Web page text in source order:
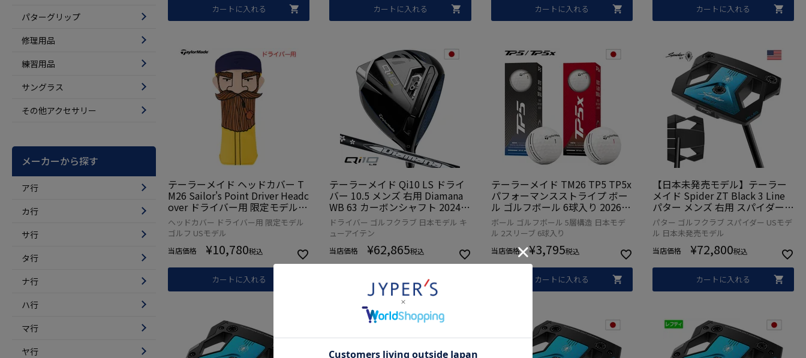
パターグリップ
修理用品
練習用品
サングラス
その他アクセサリー
メーカーから探す
ア行
カ行
サ行
タ行
ナ行
ハ行
マ行
ヤ行
カートに入れる カートに入れる カートに入れる カートに入れる
テーラーメイド ヘッドカバー T
M26 Sailor's Point Driver Headc
over ドライバー用 限定モデル
ゴルフ 2026年モデル USA直輸入
品 並行輸入
ヘッドカバー ドライバー用 限定モデル
ゴルフ USモデル
当店価格 ¥10,780税込
カートに入れる
テーラーメイド Qi10 LS ドライ
バー 10.5 メンズ 右用 Diamana
WB 63 カーボンシャフト 2024年
モデル ゴルフクラブ 日本正規品
ドライバー ゴルフクラブ 日本モデル キ
ューアイテン
当店価格 ¥62,865税込
カートに入れる
テーラーメイド TM26 TP5 TP5x
パフォーマンスストライプ ボー
ル ゴルフボール 6球入り 2026年
モデル TaylorMade 日本正規品
ボール ゴルフボール 5層構造 日本モデ
ル 2スリーブ 6球入り
当店価格 ¥3,795税込
カートに入れる
【日本未発売モデル】テーラー
メイド Spider ZT Black 3 Line
パター メンズ 右用 スパイダー T
aylorMade 2025年モデル USA直
輸入品 並行輸入品 ゴルフクラブ
パター ゴルフクラブ スパイダー USモデ
ル 日本未発売モデル
当店価格 ¥72,800税込
カートに入れる